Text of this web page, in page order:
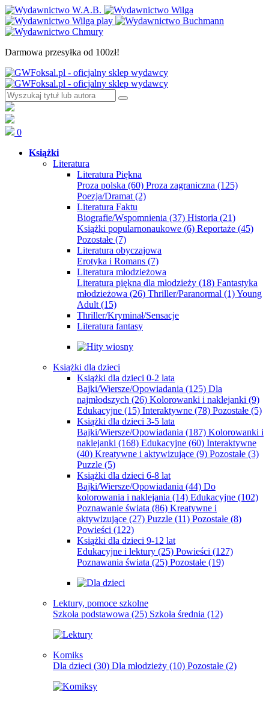
Darmowa przesyłka od 100zł!
0
Książki
Literatura
Literatura Piękna
Proza polska (60) Proza zagraniczna (125)
Poezja/Dramat (2)
Literatura Faktu
Biografie/Wspomnienia (37) Historia (21)
Książki popularnonaukowe (6) Reportaże (45)
Pozostałe (7)
Literatura obyczajowa
Erotyka i Romans (7)
Literatura młodzieżowa
Literatura piękna dla młodzieży (18) Fantastyka
młodzieżowa (26) Thriller/Paranormal (1)Young
Adult (15)
Thriller/Kryminał/Sensacje
Literatura fantasy
Książki dla dzieci
Książki dla dzieci 0-2 lata
Bajki/Wiersze/Opowiadania (125) Dla
najmłodszych (26) Kolorowanki i naklejanki (9)
Edukacyjne (15) Interaktywne (78) Pozostałe (5)
Książki dla dzieci 3-5 lata
Bajki/Wiersze/Opowiadania (187) Kolorowanki i
naklejanki (168) Edukacyjne (60) Interaktywne
(40) Kreatywne i aktywizujące (9) Pozostałe (3)
Puzzle (5)
Książki dla dzieci 6-8 lat
Bajki/Wiersze/Opowiadania (44) Do
kolorowania i naklejania (14) Edukacyjne (102)
Poznawanie świata (86) Kreatywne i
aktywizujące (27) Puzzle (11) Pozostałe (8)
Powieści (122)
Książki dla dzieci 9-12 lat
Edukacyjne i lektury (25) Powieści (127)
Poznawania świata (25) Pozostałe (19)
Lektury, pomoce szkolne
Szkoła podstawowa (25) Szkoła średnia (12)
Komiks
Dla dzieci (30) Dla młodzieży (10) Pozostałe (2)